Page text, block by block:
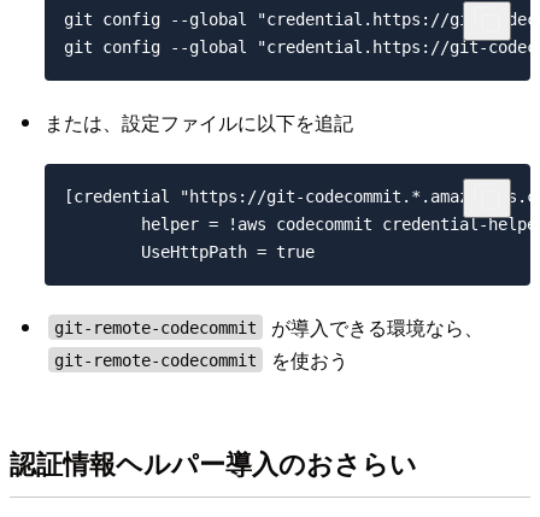
git config --global "credential.https://git-
または、設定ファイルに以下を追記
[credential "https://git-
helper = !aws codecommit credential-
        UseHttpPath = true
git-remote-codecommit が導入できる環境なら、
git-remote-codecommit を使おう
認証情報ヘルパー導入のおさらい